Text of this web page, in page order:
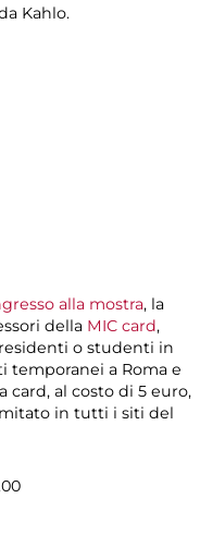
Kahlo.
alla mostra, la
della MIC card,
o studenti in
a Roma e
card, al costo di 5 euro,
in tutti i siti del